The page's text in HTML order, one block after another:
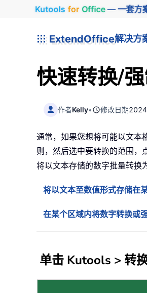
Kutools for Office— 一套方
ExtendOffice解决方
快速转换/
作者Kelly• 修改日期
通常，如果您想将可能以文本
则，然后选中要转换的范围，
将以文本存储的数字批量转换
将以文本至数值形式存储在
在某个区域内将数字转换或
单击 Kutools > 转